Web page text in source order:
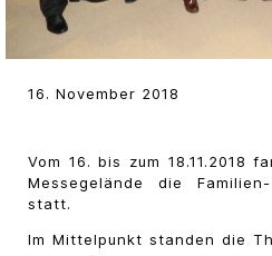
16. November 2018
Vom 16. bis zum 18.11.2018
Messegelände die
statt.
Im Mittelpunkt standen die